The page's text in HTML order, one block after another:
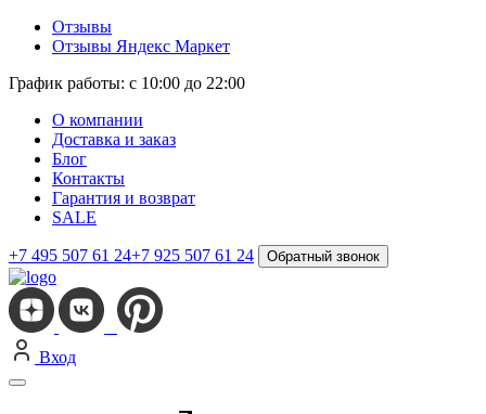
Отзывы
Отзывы Яндекс Маркет
График работы: с 10:00 до 22:00
О компании
Доставка и заказ
Блог
Контакты
Гарантия и возврат
SALE
+7 495 507 61 24+7 925 507 61 24 Обратный звонок
Вход